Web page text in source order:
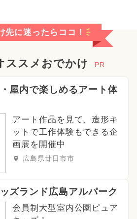
先に迷ったらココ！
ススメおでかけ PR
屋内で楽しめるアート体
アート作品を見て、造形キ
ットで工作体験もできる企
画展を開催中
広島県廿日市市
ズランド広島アルパーク
会員制大型室内公園ピュア